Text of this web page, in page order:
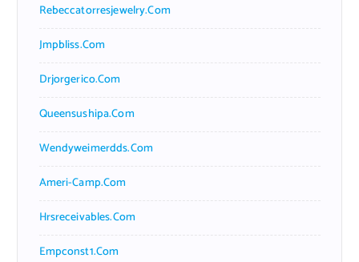
Rebeccatorresjewelry.com
Jmpbliss.com
Drjorgerico.com
Queensushipa.com
Wendyweimerdds.com
Ameri-Camp.com
Hrsreceivables.com
Empconst1.com